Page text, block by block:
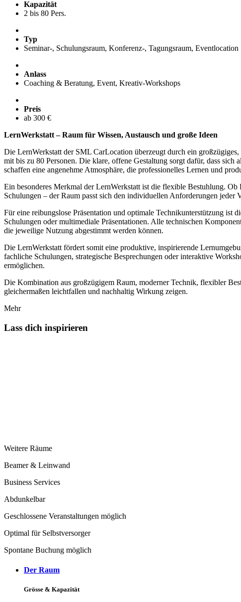
Kapazität
2 bis 80 Pers.
Typ
Seminar-, Schulungsraum, Konferenz-, Tagungsraum, Eventlocation
Anlass
Coaching & Beratung, Event, Kreativ-Workshops
Preis
ab 300 €
LernWerkstatt – Raum für Wissen, Austausch und große Ideen
Die LernWerkstatt der SML CarLocation überzeugt durch ein
mit bis zu 80 Personen. Die klare, offene Gestaltung sorgt dafür, dass
schaffen eine angenehme Atmosphäre, die professionelles Lernen und
Ein besonderes Merkmal der LernWerkstatt ist die flexible Bestuhlung.
Schulungen – der Raum passt sich den individuellen Anforderungen
Für eine reibungslose Präsentation und optimale Technikunterstützung ist
Schulungen oder multimediale Präsentationen. Alle technischen
die jeweilige Nutzung abgestimmt werden können.
Die LernWerkstatt fördert somit eine produktive, inspirierende
fachliche Schulungen, strategische Besprechungen oder interaktive
ermöglichen.
Die Kombination aus großzügigem Raum, moderner Technik, flexibler
gleichermaßen leichtfallen und nachhaltig Wirkung zeigen.
Mehr
Lass dich inspirieren
Weitere Räume
Beamer & Leinwand
Business Services
Abdunkelbar
Geschlossene Veranstaltungen möglich
Optimal für Selbstversorger
Spontane Buchung möglich
Der Raum
Grösse & Kapazität